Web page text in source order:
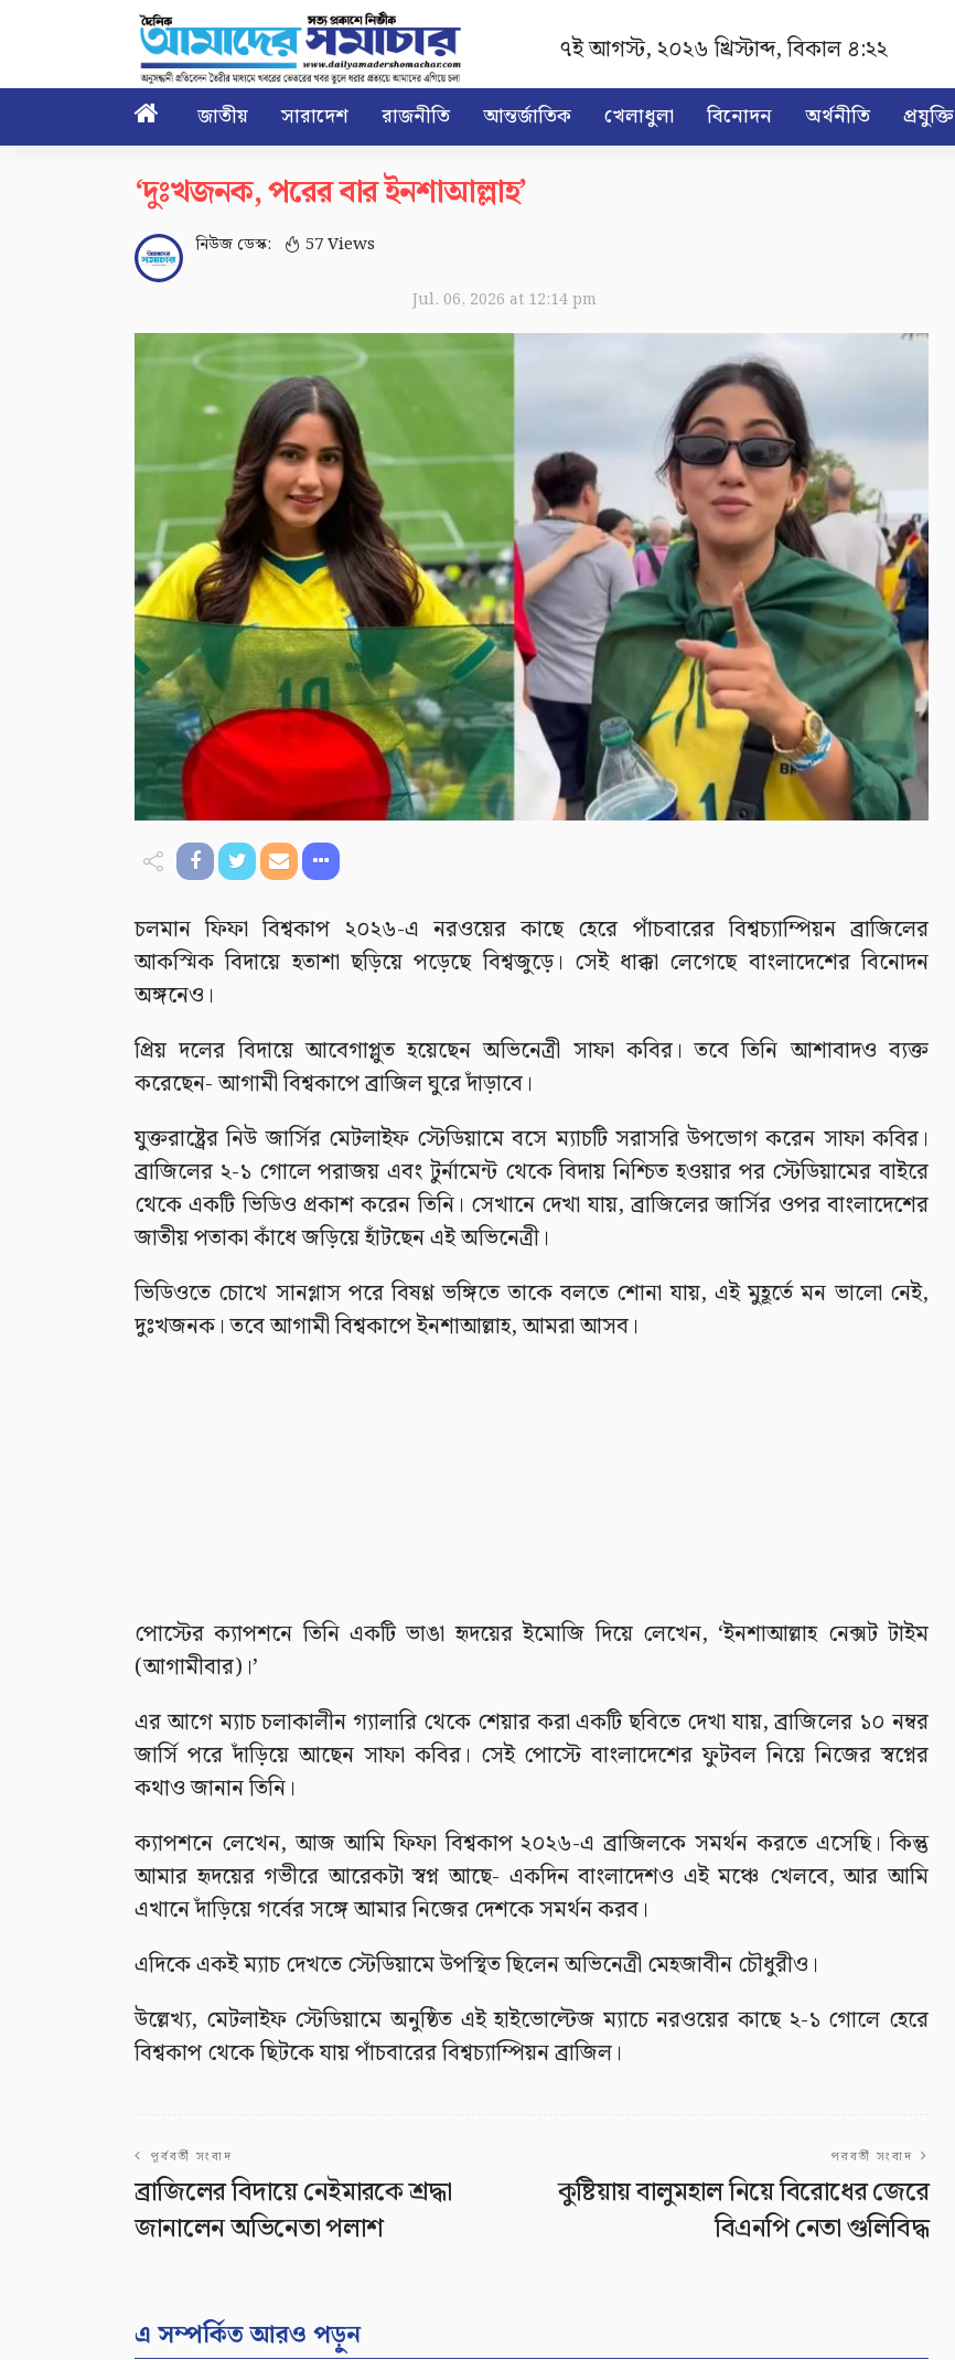
৭ই আগস্ট, ২০২৬ খ্রিস্টাব্দ,বিকাল ৪:২২
 জাতীয় সারাদেশ রাজনীতি আন্তর্জাতিক খেলাধুলা বিনোদন অর্থনীতি প্রযুক্তি
‘দুঃখজনক, পরের বার ইনশাআল্লাহ’
নিউজ ডেস্ক: 57 Views
Jul. 06, 2026 at 12:14 pm
চলমান ফিফা বিশ্বকাপ ২০২৬-এ নরওয়ের কাছে হেরে পাঁচবারের বিশ্বচ্যাম্পিয়ন ব্রাজিলের
আকস্মিক বিদায়ে হতাশা ছড়িয়ে পড়েছে বিশ্বজুড়ে। সেই ধাক্কা লেগেছে বাংলাদেশের বিনোদন
অঙ্গনেও।
প্রিয় দলের বিদায়ে আবেগাপ্লুত হয়েছেন অভিনেত্রী সাফা কবির। তবে তিনি আশাবাদও ব্যক্ত
করেছেন- আগামী বিশ্বকাপে ব্রাজিল ঘুরে দাঁড়াবে।
যুক্তরাষ্ট্রের নিউ জার্সির মেটলাইফ স্টেডিয়ামে বসে ম্যাচটি সরাসরি উপভোগ করেন সাফা কবির।
ব্রাজিলের ২-১ গোলে পরাজয় এবং টুর্নামেন্ট থেকে বিদায় নিশ্চিত হওয়ার পর স্টেডিয়ামের বাইরে
থেকে একটি ভিডিও প্রকাশ করেন তিনি। সেখানে দেখা যায়, ব্রাজিলের জার্সির ওপর বাংলাদেশের
জাতীয় পতাকা কাঁধে জড়িয়ে হাঁটছেন এই অভিনেত্রী।
ভিডিওতে চোখে সানগ্লাস পরে বিষণ্ণ ভঙ্গিতে তাকে বলতে শোনা যায়, এই মুহূর্তে মন ভালো নেই,
দুঃখজনক। তবে আগামী বিশ্বকাপে ইনশাআল্লাহ, আমরা আসব।
পোস্টের ক্যাপশনে তিনি একটি ভাঙা হৃদয়ের ইমোজি দিয়ে লেখেন, ‘ইনশাআল্লাহ নেক্সট টাইম
(আগামীবার)।’
এর আগে ম্যাচ চলাকালীন গ্যালারি থেকে শেয়ার করা একটি ছবিতে দেখা যায়, ব্রাজিলের ১০ নম্বর
জার্সি পরে দাঁড়িয়ে আছেন সাফা কবির। সেই পোস্টে বাংলাদেশের ফুটবল নিয়ে নিজের স্বপ্নের
কথাও জানান তিনি।
ক্যাপশনে লেখেন, আজ আমি ফিফা বিশ্বকাপ ২০২৬-এ ব্রাজিলকে সমর্থন করতে এসেছি। কিন্তু
আমার হৃদয়ের গভীরে আরেকটা স্বপ্ন আছে- একদিন বাংলাদেশও এই মঞ্চে খেলবে, আর আমি
এখানে দাঁড়িয়ে গর্বের সঙ্গে আমার নিজের দেশকে সমর্থন করব।
এদিকে একই ম্যাচ দেখতে স্টেডিয়ামে উপস্থিত ছিলেন অভিনেত্রী মেহজাবীন চৌধুরীও।
উল্লেখ্য, মেটলাইফ স্টেডিয়ামে অনুষ্ঠিত এই হাইভোল্টেজ ম্যাচে নরওয়ের কাছে ২-১ গোলে হেরে
বিশ্বকাপ থেকে ছিটকে যায় পাঁচবারের বিশ্বচ্যাম্পিয়ন ব্রাজিল।
পূর্ববর্তী সংবাদ
ব্রাজিলের বিদায়ে নেইমারকে শ্রদ্ধা
জানালেন অভিনেতা পলাশ
পরবর্তী সংবাদ
কুষ্টিয়ায় বালুমহাল নিয়ে বিরোধের জেরে
বিএনপি নেতা গুলিবিদ্ধ
এ সম্পর্কিত আরও পড়ুন